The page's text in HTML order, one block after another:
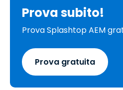
Prova subito!
Prova Splashtop AEM
Prova gratuita